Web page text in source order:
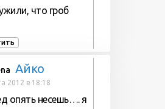
что гроб
Айко
2012 в 18:18
опять несешь…. я